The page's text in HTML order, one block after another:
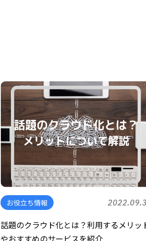
お役立ち情報
話題のクラウド化とは？利用するメリッ
やおすすめのサービスを紹介